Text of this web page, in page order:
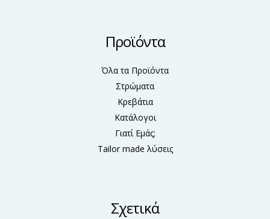
Προϊόντα
Όλα τα Προϊόντα
Στρώματα
Κρεβάτια
Κατάλογοι
Γιατί Εμάς;
Tailor made λύσεις
Σχετικά